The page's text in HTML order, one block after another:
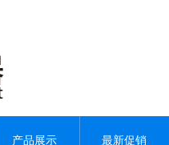
产品展示 最新促销